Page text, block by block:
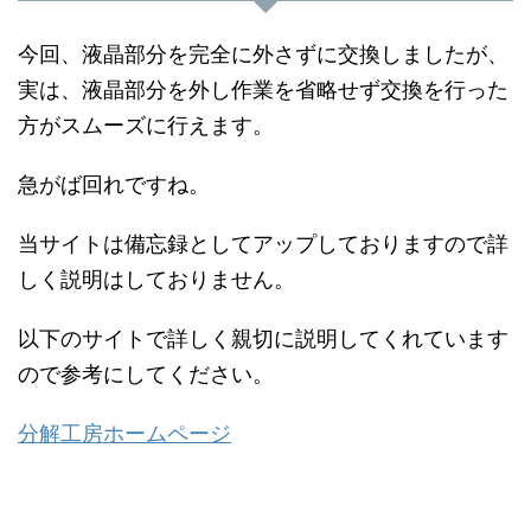
今回、液晶部分を完全に外さずに交換しましたが、
実は、液晶部分を外し作業を省略せず交換を行った
方がスムーズに行えます。
急がば回れですね。
当サイトは備忘録としてアップしておりますので詳
しく説明はしておりません。
以下のサイトで詳しく親切に説明してくれています
ので参考にしてください。
分解工房ホームページ